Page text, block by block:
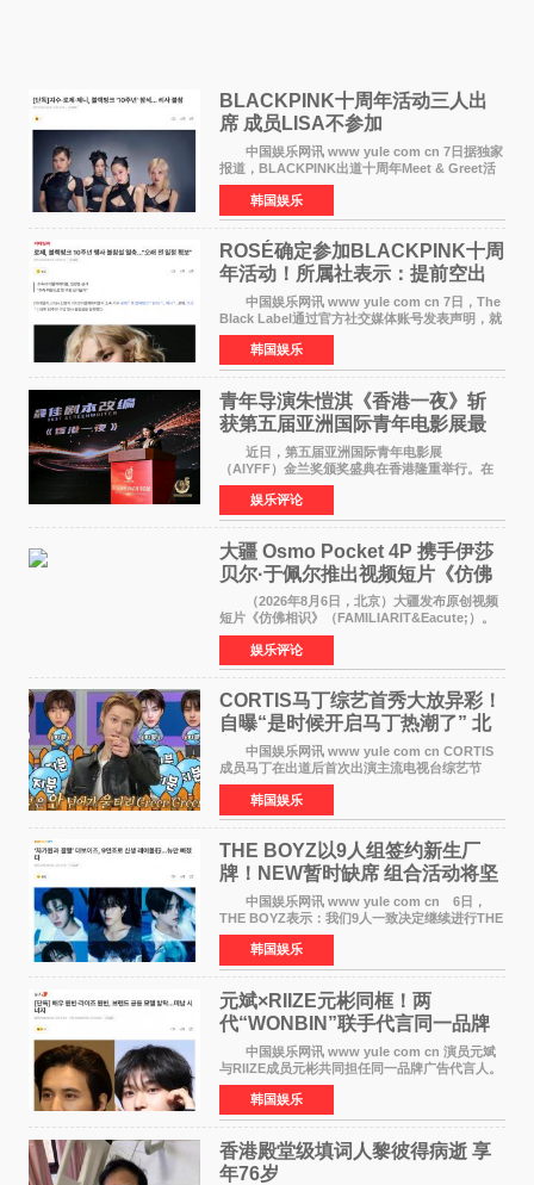
BLACKPINK十周年活动三人出
席 成员LISA不参加
中国娱乐网讯 www yule com cn 7日据独家
报道，BLACKPINK出道十周年Meet & Greet活
动将由智秀、ROS&Eacute;、JENNIE出席，
LISA将缺席。 此前BLACKPINK所属社YG并
未为组合出道十周年做
韩国娱乐
ROSÉ确定参加BLACKPINK十周
年活动！所属社表示：提前空出
了时间
中国娱乐网讯 www yule com cn 7日，The
Black Label通过官方社交媒体账号发表声明，就
近期网络上关于ROS&Eacute;个人行程及是否参
加BLACKPINK出道纪念活动的种种猜测作出正
式回应。 Th
韩国娱乐
青年导演朱愷淇《香港一夜》斩
获第五届亚洲国际青年电影展最
佳剧本改编奖
近日，第五届亚洲国际青年电影展
（AIYFF）金兰奖颁奖盛典在香港隆重举行。在
这场汇聚数百位海内外电影人、文化界人士及媒
体代表的亚洲青年影视盛会上，香港本土电影
《香港一夜》（Dawn in Ho
娱乐评论
大疆 Osmo Pocket 4P 携手伊莎
贝尔·于佩尔推出视频短片《仿佛
相识》
（2026年8月6日，北京）大疆发布原创视频
短片《仿佛相识》（FAMILIARIT&Eacute;）。
视频短片由戛纳国际电影节最佳女演员伊莎贝尔·
于佩尔（Isabelle Huppert）主演，全程使用大
疆首款双主摄口
娱乐评论
CORTIS马丁综艺首秀大放异彩！
自曝“是时候开启马丁热潮了” 北
美巡演火热进行中
中国娱乐网讯 www yule com cn CORTIS
成员马丁在出道后首次出演主流电视台综艺节
目，展现了多才多艺的魅力。 马丁出演了5日
播出的MBC《Radio Star》Fashion与Passion
之间，I&lsquo;m
韩国娱乐
THE BOYZ以9人组签约新生厂
牌！NEW暂时缺席 组合活动将坚
定不移继续
中国娱乐网讯 www yule com cn 6日，
THE BOYZ表示：我们9人一致决定继续进行THE
BOYZ组合活动，并且已经完成了组合团体活动
签约。目前正在新生厂牌下进行活动准备。尚未
离开THE BOYZ原所
韩国娱乐
元斌×RIIZE元彬同框！两
代“WONBIN”联手代言同一品牌
颜值天花板合体
中国娱乐网讯 www yule com cn 演员元斌
与RIIZE成员元彬共同担任同一品牌广告代言人。
6日据独家报道，继演员元斌之后，RIIZE元彬最
近也被选为某在线中介平台A公司的共同广告代言
人，两人将作
韩国娱乐
香港殿堂级填词人黎彼得病逝 享
年76岁​